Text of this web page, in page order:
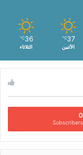
37
℃
الأثنين
36
℃
الثلاثاء
0
Subscribers